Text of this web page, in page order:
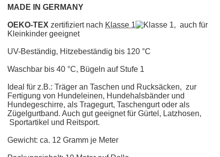
MADE IN GERMANY
OEKO-TEX zertifiziert nach Klasse 1
, auch für
Kleinkinder geeignet
UV-Beständig, Hitzebeständig bis 120 °C
Waschbar bis 40 °C, Bügeln auf Stufe 1
Ideal für z.B.: Träger an Taschen und Rucksäcken, zur
Fertigung von Hundeleinen, Hundehalsbänder und
Hundegeschirre, als Tragegurt, Taschengurt oder als
Zügelgurtband. Auch gut geeignet für Gürtel, Latzhosen,
Sportartikel und Reitsport.
Gewicht: ca. 12 Gramm je Meter